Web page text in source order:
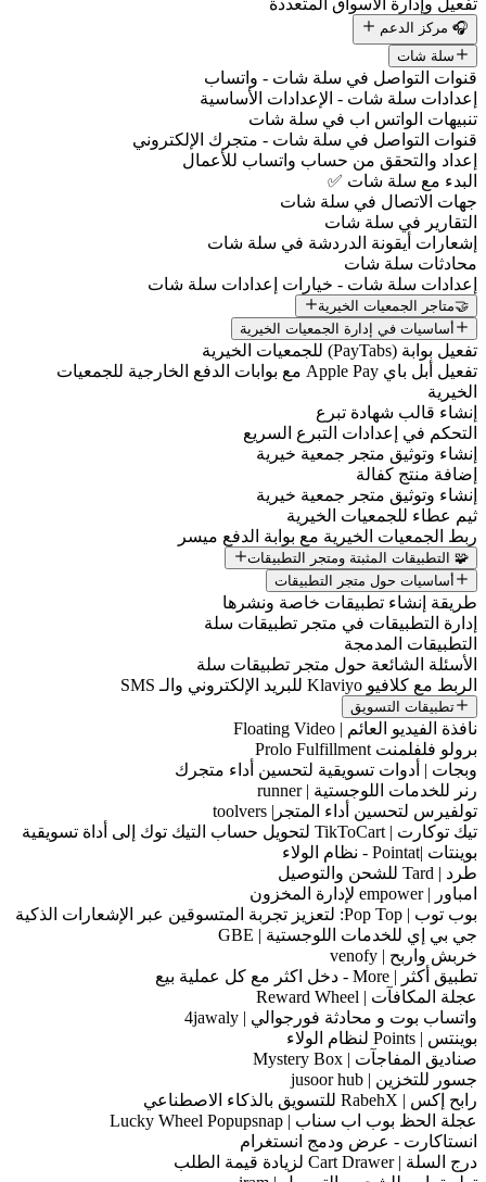
تفعيل وإدارة الأسواق المتعددة
🎧 مركز الدعم
سلة شات
قنوات التواصل في سلة شات - واتساب
إعدادات سلة شات - الإعدادات الأساسية
تنبيهات الواتس اب في سلة شات
قنوات التواصل في سلة شات - متجرك الإلكتروني
إعداد والتحقق من حساب واتساب للأعمال
البدء مع سلة شات ✅
جهات الاتصال في سلة شات
التقارير في سلة شات
إشعارات أيقونة الدردشة في سلة شات
محادثات سلة شات
إعدادات سلة شات - خيارات إعدادات سلة شات
🤝متاجر الجمعيات الخيرية
أساسيات في إدارة الجمعيات الخيرية
تفعيل بوابة (PayTabs) للجمعيات الخيرية
تفعيل أبل باي Apple Pay مع بوابات الدفع الخارجية للجمعيات
الخيرية
إنشاء قالب شهادة تبرع
التحكم في إعدادات التبرع السريع
إنشاء وتوثيق متجر جمعية خيرية
إضافة منتج كفالة
إنشاء وتوثيق متجر جمعية خيرية
ثيم عطاء للجمعيات الخيرية
ربط الجمعيات الخيرية مع بوابة الدفع ميسر
🧩 التطبيقات المثبتة ومتجر التطبيقات
أساسيات حول متجر التطبيقات
طريقة إنشاء تطبيقات خاصة ونشرها
إدارة التطبيقات في متجر تطبيقات سلة
التطبيقات المدمجة
الأسئلة الشائعة حول متجر تطبيقات سلة
الربط مع كلافيو Klaviyo للبريد الإلكتروني والـ SMS
تطبيقات التسويق
نافذة الفيديو العائم | Floating Video
برولو فلفلمنت Prolo Fulfillment
وبجات | أدوات تسويقية لتحسين أداء متجرك
رنر للخدمات اللوجستية | runner
تولفيرس لتحسين أداء المتجر| toolvers
تيك توكارت | TikToCart لتحويل حساب التيك توك إلى أداة تسويقية
بوينتات |Pointat - نظام الولاء
طرد | Tard للشحن والتوصيل
امباور | empower لإدارة المخزون
بوب توب | Pop Top: لتعزيز تجربة المتسوقين عبر الإشعارات الذكية
جي بي إي للخدمات اللوجستية | GBE
خربش واربح | venofy
تطبيق أكثر | More - دخل اكثر مع كل عملية بيع
عجلة المكافآت | Reward Wheel
واتساب بوت و محادثة فورجوالي | 4jawaly
بوينتس | Points لنظام الولاء
صناديق المفاجآت | Mystery Box
جسور للتخزين | jusoor hub
رابح إكس | RabehX للتسويق بالذكاء الاصطناعي
عجلة الحظ بوب اب سناب | Lucky Wheel Popupsnap
انستاكارت - عرض ودمج انستغرام
درج السلة | Cart Drawer لزيادة قيمة الطلب